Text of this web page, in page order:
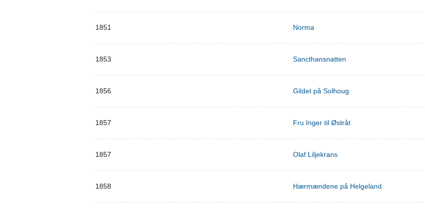
1851 Norma
1853 Sancthansnatten
1856 Gildet på Solhoug
1857 Fru Inger til Østråt
1857 Olaf Liljekrans
1858 Hærmændene på Helgeland